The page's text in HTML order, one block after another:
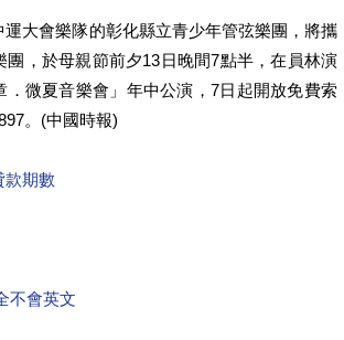
大會樂隊的彰化縣立青少年管弦樂團，將攜
團，於母親節前夕13日晚間7點半，在員林演
．微夏音樂會」年中公演，7日起開放免費索
。(中國時報)
款期數
不會英文